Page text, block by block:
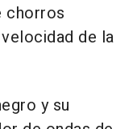
chorros
de la
y su